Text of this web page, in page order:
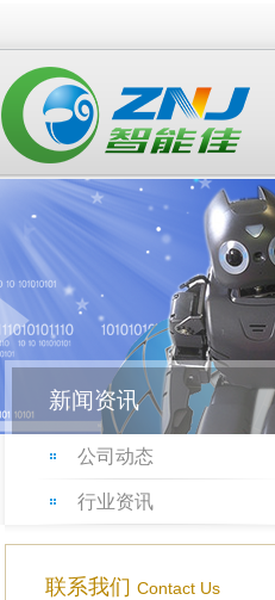
新闻资讯
公司动态
行业资讯
联系我们 Contact Us